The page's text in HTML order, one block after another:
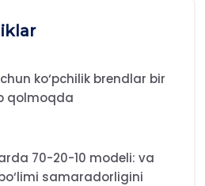
ko‘pchilik brendlar bir
qolmoqda
70-20-10 modeli: va
samaradorligini